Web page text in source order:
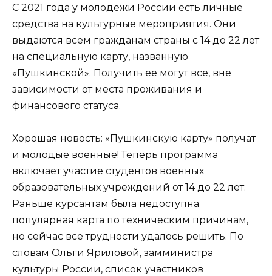
С 2021 года у молодежи России есть личные
средства на культурные мероприятия. Они
выдаются всем гражданам страны с 14 до 22 лет
на специальную карту, названную
«Пушкинской». Получить ее могут все, вне
зависимости от места проживания и
финансового статуса.
Хорошая новость: «Пушкинскую карту» получат
и молодые военные! Теперь программа
включает участие студентов военных
образовательных учреждений от 14 до 22 лет.
Раньше курсантам была недоступна
популярная карта по техническим причинам,
но сейчас все трудности удалось решить. По
словам Ольги Яриловой, замминистра
культуры России, список участников